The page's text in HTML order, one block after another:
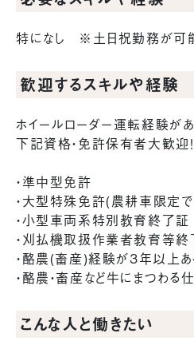
特になし ※土日祝勤務が可能
歓迎するスキルや経験
ホイールローダー運転経験が
下記資格・免許保有者大歓迎！
・準中型免許
・大型特殊免許(農耕車限定
・小型車両系特別教育終了証
・刈払機取扱作業者教育等終
・酪農(畜産)経験が3年以上
・酪農・畜産など牛にまつわ
こんな人と働きたい